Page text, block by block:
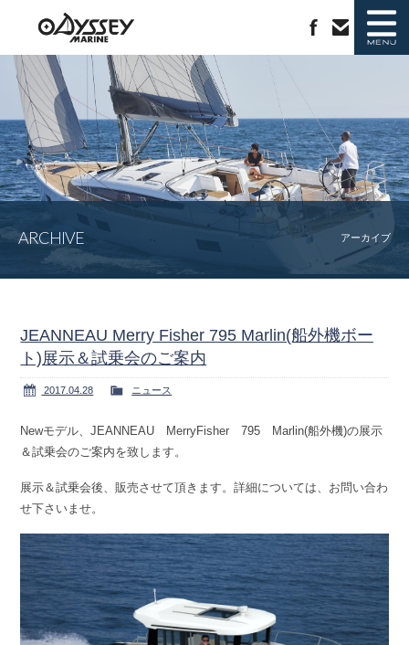
ニュース
中古艇情報 ラインナップ
ジャノー社について 会社概要
ARCHIVE アーカイブ
JEANNEAU Merry Fisher 795 Marlin(船外機ボー
ト)展示＆試乗会のご案内
2017.04.28 ニュース
Newモデル、JEANNEAU MerryFisher 795 Marlin(船外機)の展示
＆試乗会のご案内を致します。
展示＆試乗会後、販売させて頂きます。詳細については、お問い合わ
せ下さいませ。